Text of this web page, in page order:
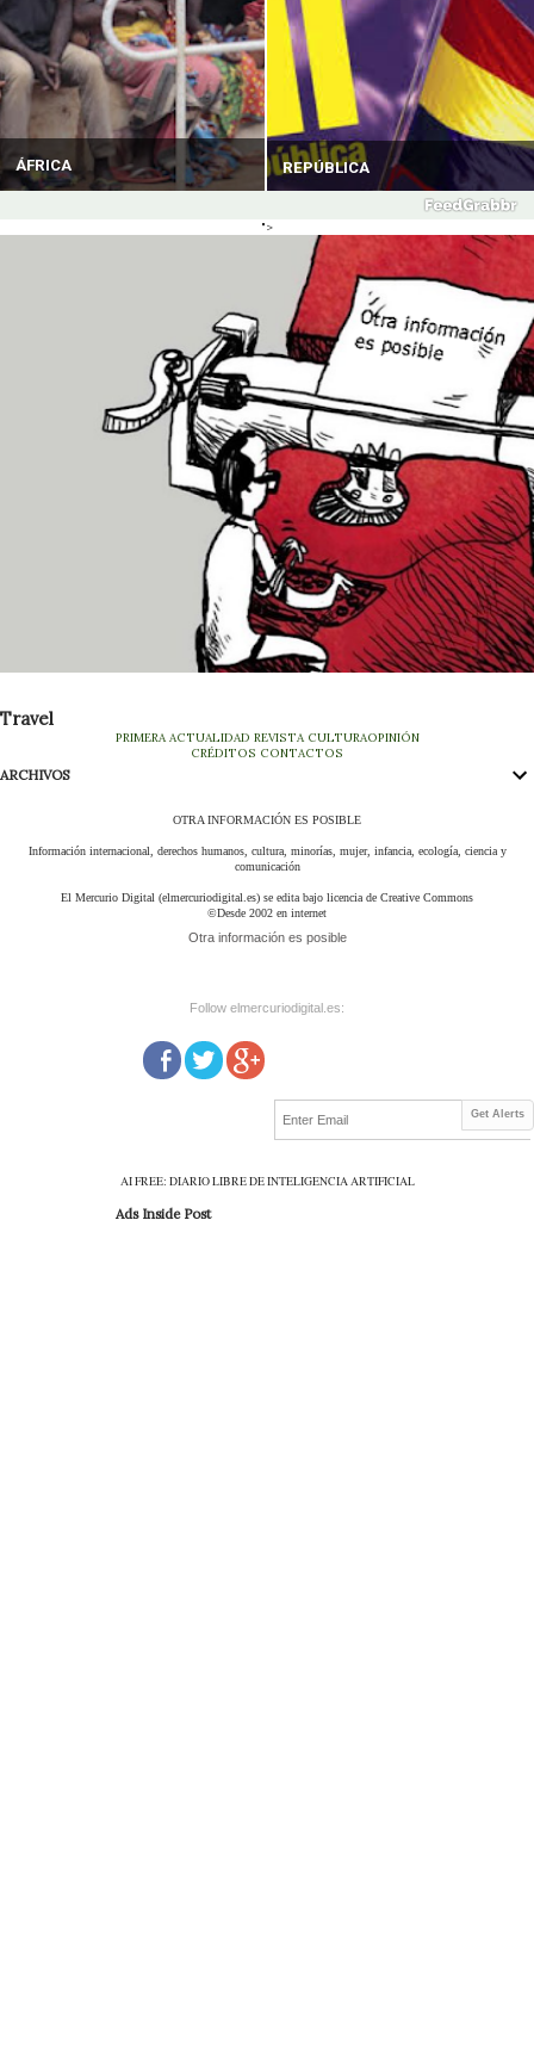
ÁFRICA REPÚBLICA
">
Travel
PRIMERA ACTUALIDAD REVISTA CULTURAOPINIÓN
CRÉDITOS CONTACTOS
ARCHIVOS
OTRA INFORMACIÓN ES POSIBLE
Información internacional, derechos humanos, cultura, minorías, mujer, infancia, ecología, ciencia y
comunicación
El Mercurio Digital (elmercuriodigital.es) se edita bajo licencia de Creative Commons
©Desde 2002 en internet
Otra información es posible
Follow elmercuriodigital.es:
Get Alerts
AI FREE: DIARIO LIBRE DE INTELIGENCIA ARTIFICIAL
Ads Inside Post